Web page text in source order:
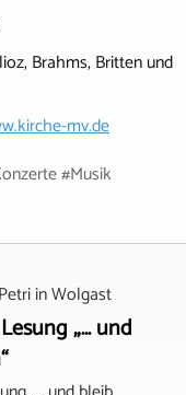
Brahms, Britten und
mv.de
#Musik
inWolgast
„… und